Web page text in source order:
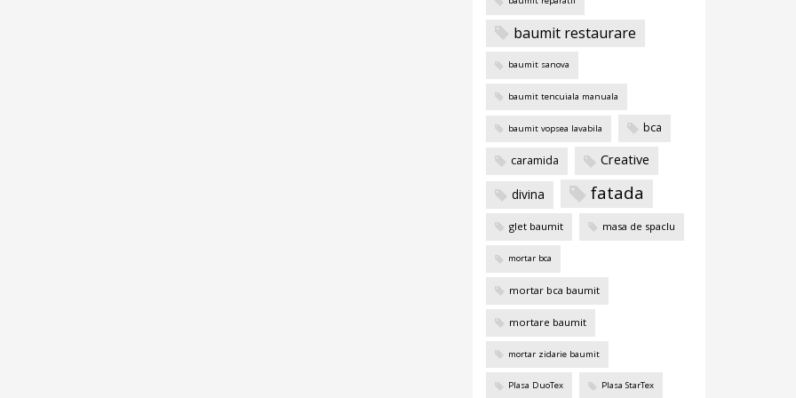
baumit restaurare
baumit sanova
baumit tencuiala manuala
baumit vopsea lavabila bca
caramida Creative
divina fatada
glet baumit masa de spaclu
mortar bca
mortar bca baumit
mortare baumit
mortar zidarie baumit
Plasa DuoTex Plasa StarTex